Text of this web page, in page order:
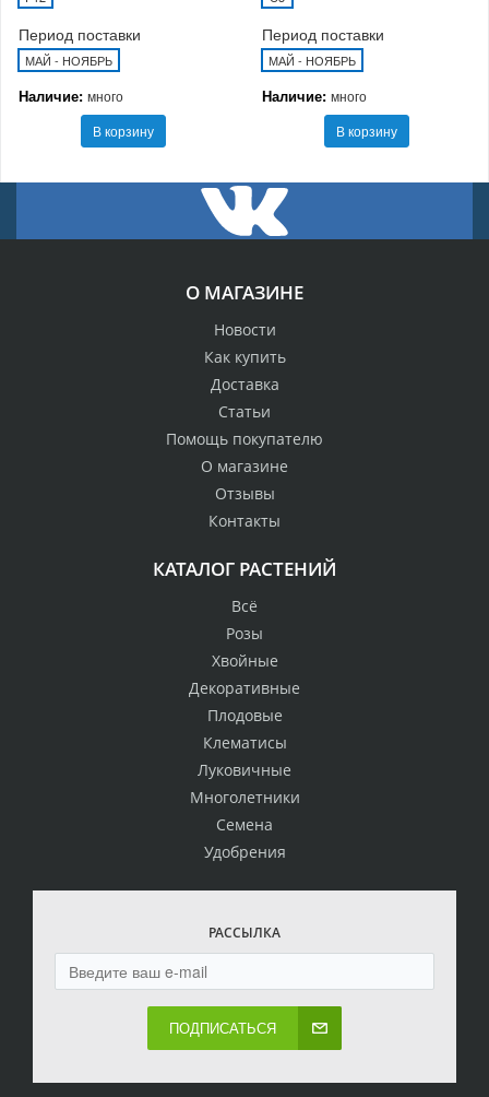
Период поставки
МАЙ - НОЯБРЬ
Наличие: много
В корзину
Период поставки
МАЙ - НОЯБРЬ
Наличие: много
В корзину
О МАГАЗИНЕ
Новости
Как купить
Доставка
Статьи
Помощь покупателю
О магазине
Отзывы
Контакты
КАТАЛОГ РАСТЕНИЙ
Всё
Розы
Хвойные
Декоративные
Плодовые
Клематисы
Луковичные
Многолетники
Семена
Удобрения
РАССЫЛКА
ПОДПИСАТЬСЯ